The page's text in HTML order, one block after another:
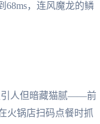
68ms，连风魔龙的鳞
引人但暗藏猫腻——前
火锅店扫码点餐时抓